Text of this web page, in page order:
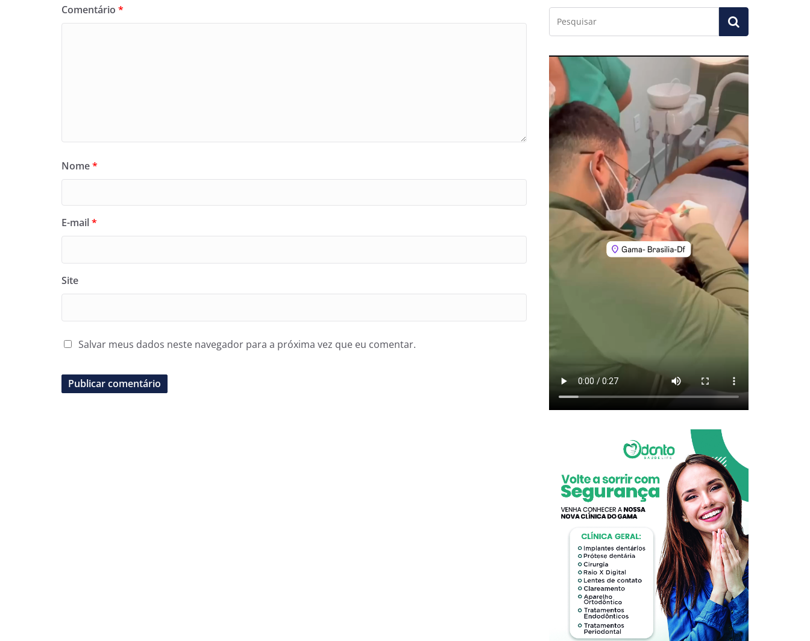
Comentário *
Nome*
E-mail*
Site
Salvar meus dados neste navegador para a próxima vez que eu comentar.